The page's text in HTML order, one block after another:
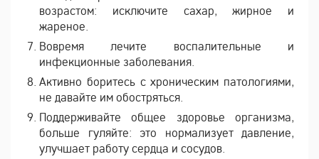
возрастом: исключите сахар, жирное и
жареное.
Вовремя лечите воспалительные и
инфекционные заболевания.
Активно боритесь с хроническим патологиями,
не давайте им обостряться.
Поддерживайте общее здоровье организма,
больше гуляйте: это нормализует давление,
улучшает работу сердца и сосудов.